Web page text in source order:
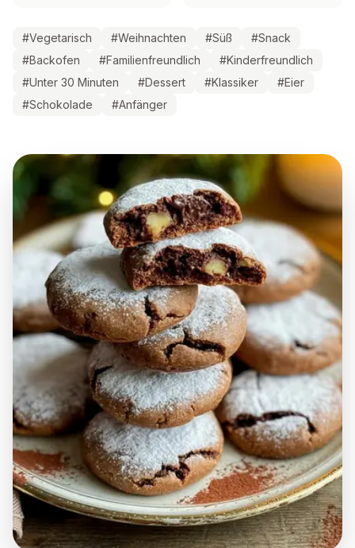
#Vegetarisch #Weihnachten #Süß #Snack
#Backofen #Familienfreundlich #Kinderfreundlich
#Unter 30 Minuten #Dessert #Klassiker #Eier
#Schokolade #Anfänger